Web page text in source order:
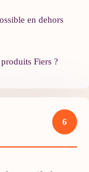
en dehors
Fiers ?
6